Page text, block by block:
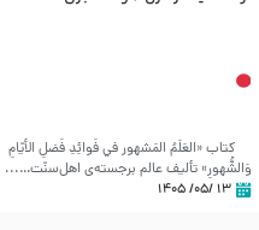
کتاب «العَلَمُ المَشهور في فَوائِدِ فَضلِ الأيّامِ
وَالشُّهورِ» تألیف عالم برجسته‌ی اهل‌سنّت…...
۱۳ /۰۵/ ۱۴۰۵